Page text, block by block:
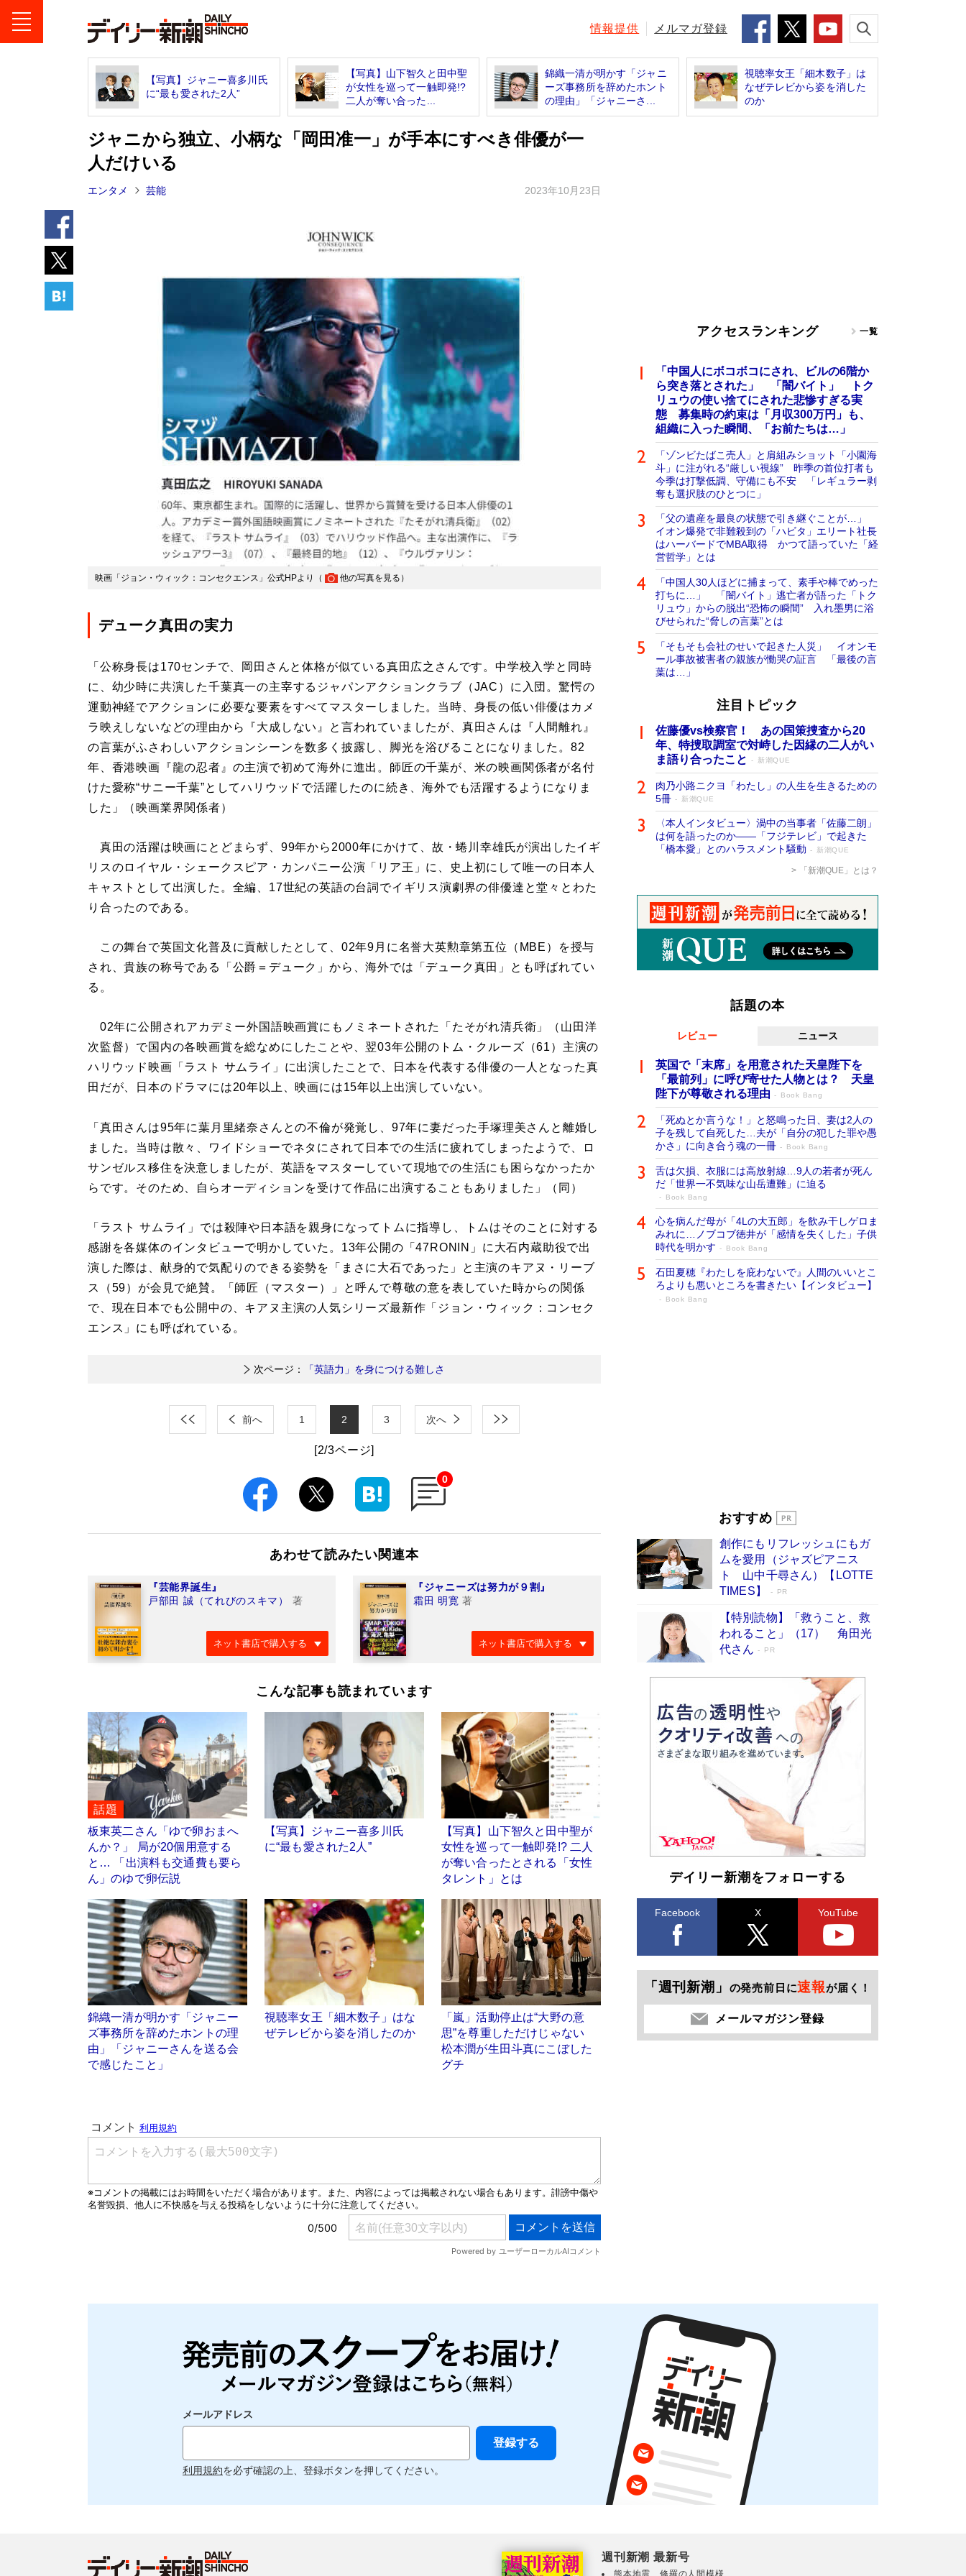
情報提供 メルマガ登録
【写真】ジャニー喜多川氏
に“最も愛された2人”
【写真】山下智久と田中聖
が女性を巡って一触即発!?
二人が奪い合った...
錦織一清が明かす「ジャニ
ーズ事務所を辞めたホント
の理由」「ジャニーさ...
視聴率女王「細木数子」は
なぜテレビから姿を消した
のか
ジャニから独立、小柄な「岡田准一」が手本にすべき俳優が一
人だけいる
エンタメ 芸能 2023年10月23日
映画「ジョン・ウィック：コンセクエンス」公式HPより（ 他の写真を見る ）
デューク真田の実力
「公称身長は170センチで、岡田さんと体格が似ている真田広之さんです。中学校入学と同時
に、幼少時に共演した千葉真一の主宰するジャパンアクションクラブ（JAC）に入団。驚愕の
運動神経でアクションに必要な要素をすべてマスターしました。当時、身長の低い俳優はカメ
ラ映えしないなどの理由から『大成しない』と言われていましたが、真田さんは『人間離れ』
の言葉がふさわしいアクションシーンを数多く披露し、脚光を浴びることになりました。82
年、香港映画『龍の忍者』の主演で初めて海外に進出。師匠の千葉が、米の映画関係者が名付
けた愛称“サニー千葉”としてハリウッドで活躍したのに続き、海外でも活躍するようになりま
した」（映画業界関係者）
真田の活躍は映画にとどまらず、99年から2000年にかけて、故・蜷川幸雄氏が演出したイギ
リスのロイヤル・シェークスピア・カンパニー公演「リア王」に、史上初にして唯一の日本人
キャストとして出演した。全編、17世紀の英語の台詞でイギリス演劇界の俳優達と堂々とわた
り合ったのである。
この舞台で英国文化普及に貢献したとして、02年9月に名誉大英勲章第五位（MBE）を授与
され、貴族の称号である「公爵＝デューク」から、海外では「デューク真田」とも呼ばれてい
る。
02年に公開されアカデミー外国語映画賞にもノミネートされた「たそがれ清兵衛」（山田洋
次監督）で国内の各映画賞を総なめにしたことや、翌03年公開のトム・クルーズ（61）主演の
ハリウッド映画「ラスト サムライ」に出演したことで、日本を代表する俳優の一人となった真
田だが、日本のドラマには20年以上、映画には15年以上出演していない。
「真田さんは95年に葉月里緒奈さんとの不倫が発覚し、97年に妻だった手塚理美さんと離婚し
ました。当時は散々、ワイドショーでネタにされて日本での生活に疲れてしまったようで、ロ
サンゼルス移住を決意しましたが、英語をマスターしていて現地での生活にも困らなかったか
らです。そのため、自らオーディションを受けて作品に出演することもありました」（同）
「ラスト サムライ」では殺陣や日本語を親身になってトムに指導し、トムはそのことに対する
感謝を各媒体のインタビューで明かしていた。13年公開の「47RONIN」に大石内蔵助役で出
演した際は、献身的で気配りのできる姿勢を「まさに大石であった」と主演のキアヌ・リーブ
ス（59）が会見で絶賛。「師匠（マスター）」と呼んで尊敬の意を表していた時からの関係
で、現在日本でも公開中の、キアヌ主演の人気シリーズ最新作「ジョン・ウィック：コンセク
エンス」にも呼ばれている。
次ページ： 「英語力」を身につける難しさ
前へ 1 2 3 次へ
[2/3ページ]
0
あわせて読みたい関連本
『芸能界誕生』
戸部田 誠（てれびのスキマ）
著
ネット書店で購入する
『ジャニーズは努力が９割』
霜田 明寛 著
ネット書店で購入する
こんな記事も読まれています
話題
板東英二さん「ゆで卵おまへ
んか？」 局が20個用意する
と… 「出演料も交通費も要ら
ん」のゆで卵伝説
【写真】ジャニー喜多川氏
に“最も愛された2人”
【写真】山下智久と田中聖が
女性を巡って一触即発!? 二人
が奪い合ったとされる「女性
タレント」とは
錦織一清が明かす「ジャニー
ズ事務所を辞めたホントの理
由」「ジャニーさんを送る会
で感じたこと」
視聴率女王「細木数子」はな
ぜテレビから姿を消したのか
「嵐」活動停止は“大野の意
思”を尊重しただけじゃない
松本潤が生田斗真にこぼした
グチ
アクセスランキング 一覧
「中国人にボコボコにされ、ビルの6階か
ら突き落とされた」 「闇バイト」 トク
リュウの使い捨てにされた悲惨すぎる実
態 募集時の約束は「月収300万円」も、
組織に入った瞬間、「お前たちは…」
「ゾンビたばこ売人」と肩組みショット「小園海
斗」に注がれる“厳しい視線” 昨季の首位打者も
今季は打撃低調、守備にも不安 「レギュラー剥
奪も選択肢のひとつに」
「父の遺産を最良の状態で引き継ぐことが…」
イオン爆発で非難殺到の「ハビタ」エリート社長
はハーバードでMBA取得 かつて語っていた「経
営哲学」とは
「中国人30人ほどに捕まって、素手や棒でめった
打ちに…」 「闇バイト」逃亡者が語った「トク
リュウ」からの脱出“恐怖の瞬間” 入れ墨男に浴
びせられた“脅しの言葉”とは
「そもそも会社のせいで起きた人災」 イオンモ
ール事故被害者の親族が慟哭の証言 「最後の言
葉は…」
注目トピック
佐藤優vs検察官！ あの国策捜査から20
年、特捜取調室で対峙した因縁の二人がい
ま語り合ったこと
新潮QUE
肉乃小路ニクヨ「わたし」の人生を生きるための
5冊
新潮QUE
〈本人インタビュー〉渦中の当事者「佐藤二朗」
は何を語ったのか――「フジテレビ」で起きた
「橋本愛」とのハラスメント騒動
新潮QUE
「新潮QUE」とは？
話題の本
レビュー ニュース
英国で「末席」を用意された天皇陛下を
「最前列」に呼び寄せた人物とは？ 天皇
陛下が尊敬される理由
Book Bang
「死ぬとか言うな！」と怒鳴った日、妻は2人の
子を残して自死した…夫が「自分の犯した罪や愚
かさ」に向き合う魂の一冊
Book Bang
舌は欠損、衣服には高放射線…9人の若者が死ん
だ「世界一不気味な山岳遭難」に迫る
Book Bang
心を病んだ母が「4Lの大五郎」を飲み干しゲロま
みれに…ノブコブ徳井が「感情を失くした」子供
時代を明かす
Book Bang
石田夏穂『わたしを庇わないで』人間のいいとこ
ろよりも悪いところを書きたい【インタビュー】
Book Bang
和田秀樹の70代、80代向け新書がベスト3を独
占 上半期1位にも選出［新書ベストセラー］
Book Bang
おすすめ
創作にもリフレッシュにもガ
ムを愛用（ジャズピアニス
ト 山中千尋さん）【LOTTE
TIMES】
PR
【特別読物】「救うこと、救
われること」（17） 角田光
代さん
PR
デイリー新潮をフォローする
Facebook X YouTube
「週刊新潮」 の発売前日に速報が届く！
メールマガジン登録
メールアドレス
利用規約を必ず確認の上、登録ボタンを押してください。
週刊新潮 最新号
熊本地震 修羅の人間模様